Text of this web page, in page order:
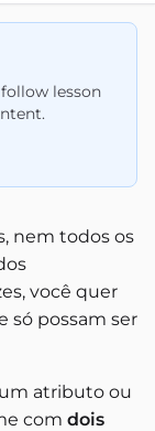
lesson
nem todos os
você quer
só possam ser
atributo ou
com dois